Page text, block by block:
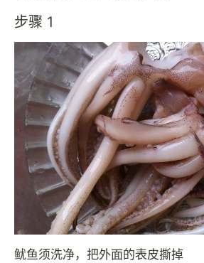
步骤 1
鱿鱼须洗净，把外面的表皮撕掉